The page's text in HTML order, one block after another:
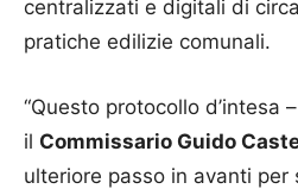
centralizzati e digitali di
pratiche edilizie comunali.
“Questo protocollo d’intesa
il Commissario Guido
ulteriore passo in avanti per